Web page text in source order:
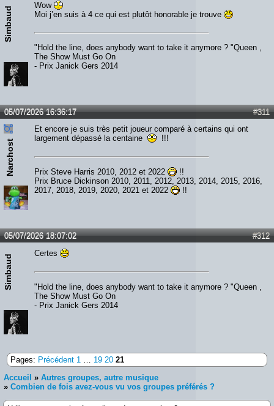
Simbaud
Wow
Moi j’en suis à 4 ce qui est plutôt honorable je trouve
"Hold the line, does anybody want to take it anymore ? "Queen ,
The Show Must Go On
- Prix Janick Gers 2014
#311
05/07/2026 16:36:17
Narchost
Et encore je suis très petit joueur comparé à certains qui ont
largement dépassé la centaine
!!!
Prix Steve Harris 2010, 2012 et 2022
!!
Prix Bruce Dickinson 2010, 2011, 2012, 2013, 2014, 2015, 2016,
2017, 2018, 2019, 2020, 2021 et 2022
!!
#312
05/07/2026 18:07:02
Simbaud
Certes
"Hold the line, does anybody want to take it anymore ? "Queen ,
The Show Must Go On
- Prix Janick Gers 2014
Pages: Précédent 1 … 19 20 21
Accueil » Autres groupes, autre musique
» Combien de fois avez-vous vu vos groupes préférés ?